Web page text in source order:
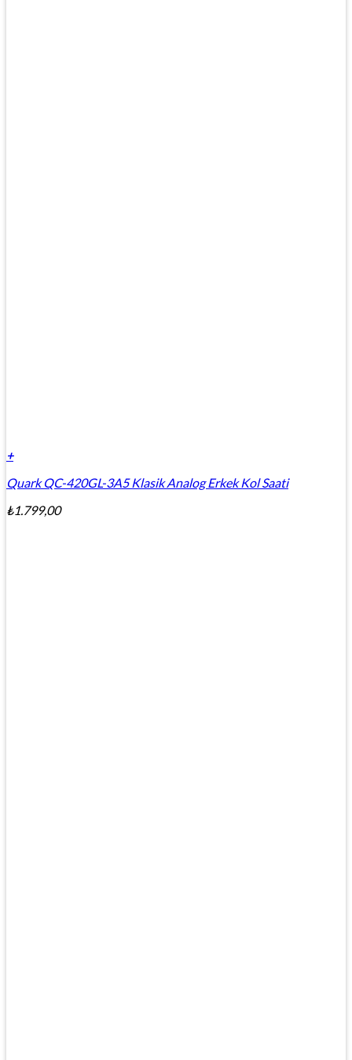
+
Quark QC-420GL-3A5 Klasik Analog Erkek Kol Saati
₺1.799,00